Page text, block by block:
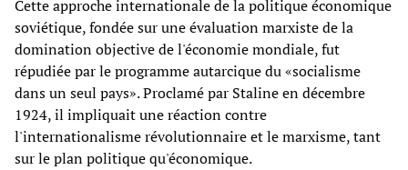
Cette approche internationale de la politique économique
soviétique, fondée sur une évaluation marxiste de la
domination objective de l'économie mondiale, fut
répudiée par le programme autarcique du «socialisme
dans un seul pays». Proclamé par Staline en décembre
1924, il impliquait une réaction contre
l'internationalisme révolutionnaire et le marxisme, tant
sur le plan politique qu'économique.